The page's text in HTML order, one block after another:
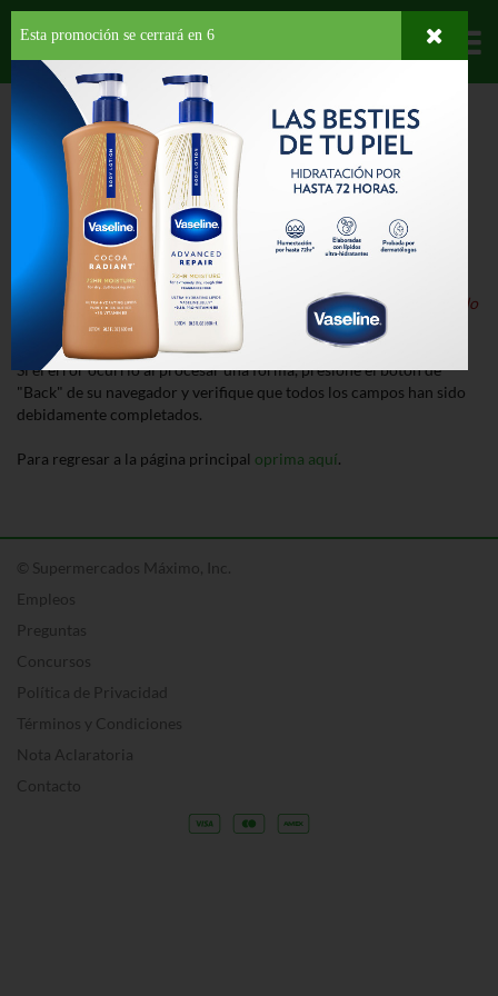
Departamentos
HOME ERROR
¡Lo Sentimos!
Nuestro sistema ha detectado un error al procesar la página.
Detalle del Error:
El producto que buscas está suspendido o ha sido
descontinuado.
Si el error ocurrió al procesar una forma, presione el botón de
"Back" de su navegador y verifique que todos los campos han sido
debidamente completados.
Para regresar a la página principal oprima aquí.
© Supermercados Máximo, Inc.
Empleos
Preguntas
Concursos
Política de Privacidad
Términos y Condiciones
Nota Aclaratoria
Contacto
Esta promoción se cerrará en 6